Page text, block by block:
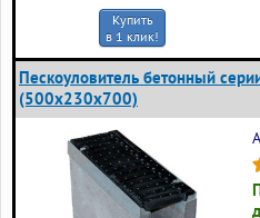
Купить
в 1 клик!
Пескоуловитель бетонный
(500x230x700)